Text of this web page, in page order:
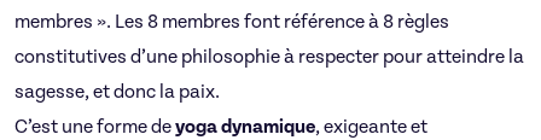
membres ». Les 8 membres font référence à 8 règles
constitutives d’une philosophie à respecter pour atteindre la
sagesse, et donc la paix.
C’est une forme deyogadynamique, exigeante et